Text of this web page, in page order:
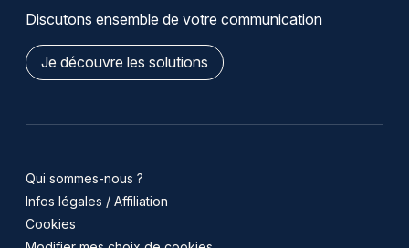
Discutons ensemble de votre communication
Je découvre les solutions
Qui sommes-nous ?
Infos légales / Affiliation
Cookies